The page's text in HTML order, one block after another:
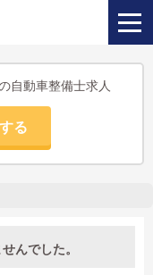
自動車整備士求人
る
んでした。